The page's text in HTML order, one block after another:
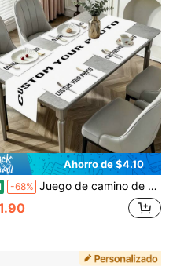
Ahorro de $4.10
-68% Juego de camino de mesa y manteles individuales con foto personalizada, decoración de tela tipo lino estampada personalizada, manteles individuales personalizados, manteles individuales personalizados, manteles individuales para mesa de comedor, decoración del hogar, artículos esenciales de cocina, manteles individuales, manteles individuales, manteles individuales, cocina,